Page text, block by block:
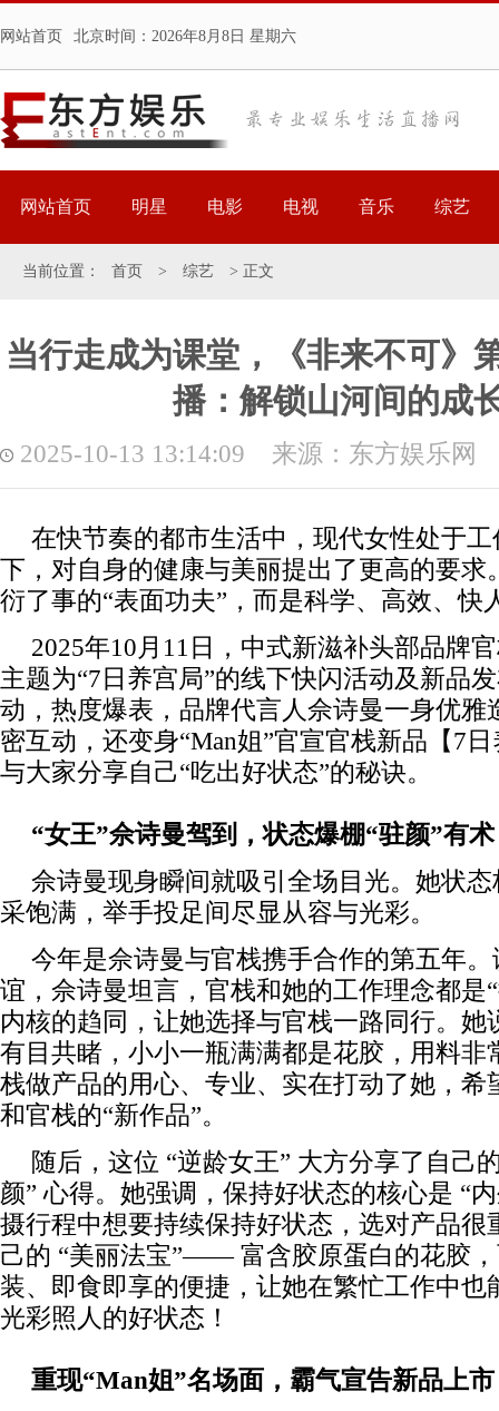
网站首页 北京时间： 2026年8月8日 星期六
网站首页 明星 电影 电视 音乐 综艺
当前位置： 首页 > 综艺 > 正文
当行走成为课堂，《非来不可》
播：解锁山河间的成
2025-10-13 13:14:09 来源：东方娱乐网
在快节奏的都市生活中，现代女性处于
下，对自身的健康与美丽提出了更高的要求
衍了事的“表面功夫”，而是科学、高效、快
2025年10月11日，中式新滋补头部品牌
主题为“7日养宫局”的线下快闪活动及新品
动，热度爆表，品牌代言人佘诗曼一身优雅
密互动，还变身“Man姐”官宣官栈新品【7
与大家分享自己“吃出好状态”的秘诀。
“女王”佘诗曼驾到，状态爆棚“驻颜”有术
佘诗曼现身瞬间就吸引全场目光。她状
采饱满，举手投足间尽显从容与光彩。
今年是佘诗曼与官栈携手合作的第五年。
谊，佘诗曼坦言，官栈和她的工作理念都是
内核的趋同，让她选择与官栈一路同行。她
有目共睹，小小一瓶满满都是花胶，用料非
栈做产品的用心、专业、实在打动了她，希
和官栈的“新作品”。
随后，这位 “逆龄女王” 大方分享了自己
颜” 心得。她强调，保持好状态的核心是 “
摄行程中想要持续保持好状态，选对产品很
己的 “美丽法宝”—— 富含胶原蛋白的花胶
装、即食即享的便捷，让她在繁忙工作中也
光彩照人的好状态！
重现“Man姐”名场面，霸气宣告新品上市